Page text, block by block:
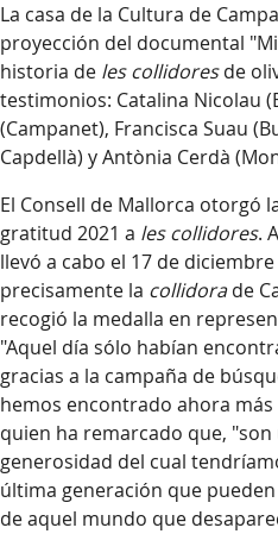
La casa de la Cultura de
proyección del documental
historia de les collidoresde
testimonios: Catalina Nicolau
(Campanet), Francisca Suau
Capdellà) y Antònia Cerdà
El Consell de Mallorca otorgó
gratitud 2021 a les collidores.
llevó a cabo el 17 de
precisamente la collidorade
recogió la medalla en
"Aquel día sólo habían
gracias a la campaña de
hemos encontrado ahora más
quien ha remarcado que,
generosidad del cual
última generación que
de aquel mundo que